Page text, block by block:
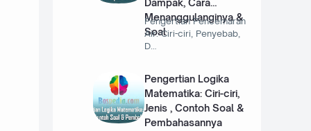
Dampak, Cara
Menanggulanginya &
Soal
Pengertian Pencemaran
Air: Ciri-ciri, Penyebab,
D…
Pengertian Logika
Matematika: Ciri-ciri,
Jenis , Contoh Soal &
Pembahasannya